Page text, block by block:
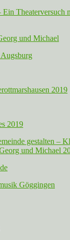
Ein Theaterversuch
und Michael
Augsburg
2019
2019
gestalten –
und Michael
Göggingen